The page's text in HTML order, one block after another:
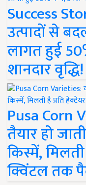
Success
उत्पादों से
लागत हुई
शानदार वृद्धि!
Pusa
तैयार हो
किस्में,
क्विंटल तक